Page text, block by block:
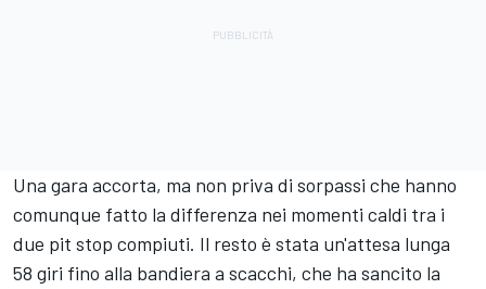
Una gara accorta, ma non priva di sorpassi che hanno
comunque fatto la differenza nei momenti caldi tra i
due pit stop compiuti. Il resto è stata un'attesa lunga
58 giri fino alla bandiera a scacchi, che ha sancito la